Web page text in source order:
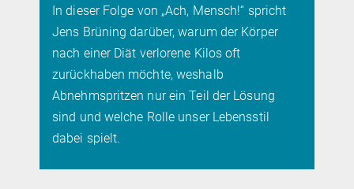
In dieser Folge von „Ach, Mensch!“ spricht
Jens Brüning darüber, warum der Körper
nach einer Diät verlorene Kilos oft
zurückhaben möchte, weshalb
Abnehmspritzen nur ein Teil der Lösung
sind und welche Rolle unser Lebensstil
dabei spielt.